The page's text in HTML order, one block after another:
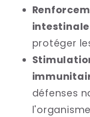
intestinale
protéger
défenses